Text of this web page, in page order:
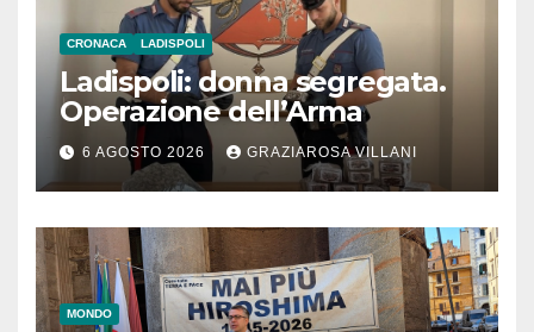
CRONACA LADISPOLI
Ladispoli: donna segregata.
Operazione dell’Arma
6 AGOSTO 2026 GRAZIAROSA VILLANI
MONDO